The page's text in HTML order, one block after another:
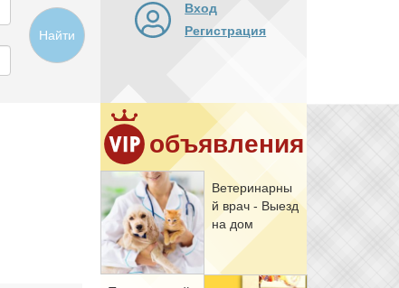
Найти
Вход
Регистрация
объявления
Ве­те­ри­нар­ны
й врач - Вы­езд
на дом